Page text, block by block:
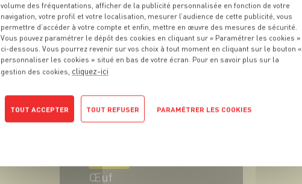
PRODUIT
Chocolat
VOIR LE PRODUIT
Œuf
volume des fréquentations, afficher de la publicité personnalisée en fonction de votre
navigation, votre profil et votre localisation, mesurer l’audience de cette publicité, vous
permettre d’accéder à votre compte et enfin, mettre en œuvre des mesures de sécurité.
Vous pouvez paramétrer le dépôt des cookies en cliquant sur « Paramétrer les cookies »
ci-dessous. Vous pourrez revenir sur vos choix à tout moment en cliquant sur le bouton «
personnaliser les cookies » situé en bas de votre écran. Pour en savoir plus sur la
gestion des cookies, cliquez-ici
TOUT ACCEPTER TOUT REFUSER PARAMÉTRER LES COOKIES